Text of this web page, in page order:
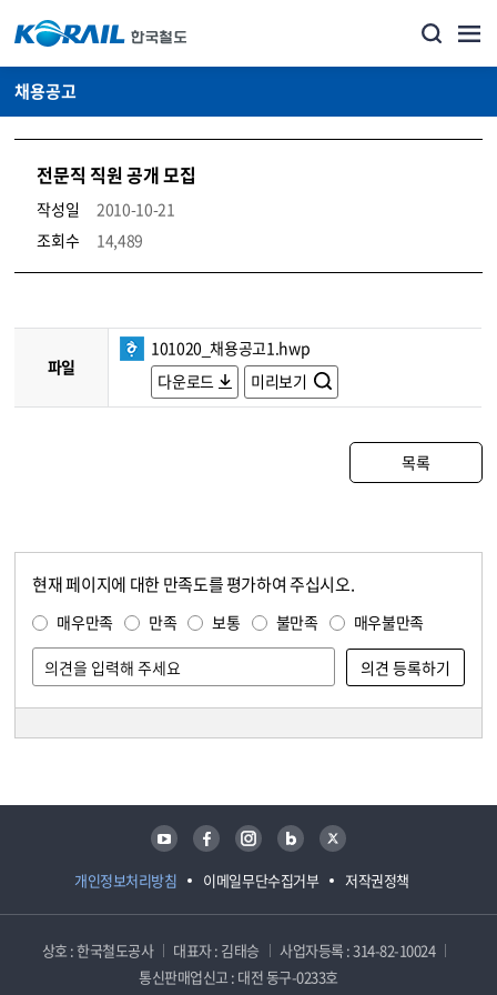
채용공고
전문직 직원 공개 모집
작성일
2010-10-21
조회수
14,489
코레일소개_경영공시_채용공고 상세보기 – 내용, 파일, 담당자 연락처로 구성
파일
101020_채용공고1.hwp
다운로드
미리보기
목록
현재 페이지에 대한 만족도를 평가하여 주십시오.
매우만족 만족 보통 불만족 매우불만족
개인정보처리방침 이메일무단수집거부 저작권정책
유튜브 페이스북 인스타그램 블로그 트위터
상호 : 한국철도공사 대표자 : 김태승
사업자등록 : 314-82-10024
통신판매업신고 : 대전 동구-0233호